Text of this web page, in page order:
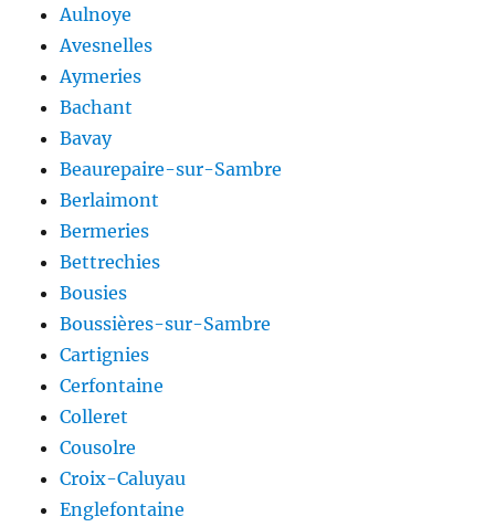
Aulnoye
Avesnelles
Aymeries
Bachant
Bavay
Beaurepaire-sur-Sambre
Berlaimont
Bermeries
Bettrechies
Bousies
Boussières-sur-Sambre
Cartignies
Cerfontaine
Colleret
Cousolre
Croix-Caluyau
Englefontaine